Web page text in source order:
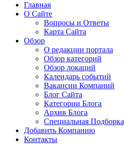
Главная
О Сайте
Вопросы и Ответы
Карта Сайта
Обзор
О редакции портала
Обзор категорий
Обзор локаций
Календарь событий
Вакансии Компаний
Блог Сайта
Категории Блога
Архив Блога
Специальная Подборка
Добавить Компанию
Контакты